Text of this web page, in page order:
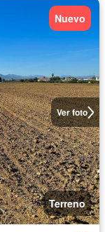
Ver foto
Nuevo
Terreno